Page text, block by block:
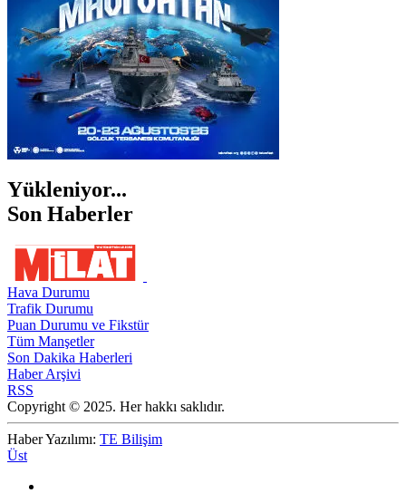
Yükleniyor...
Son Haberler
Hava Durumu
Trafik Durumu
Puan Durumu ve Fikstür
Tüm Manşetler
Son Dakika Haberleri
Haber Arşivi
RSS
Copyright © 2025. Her hakkı saklıdır.
Haber Yazılımı: TE Bilişim
Üst